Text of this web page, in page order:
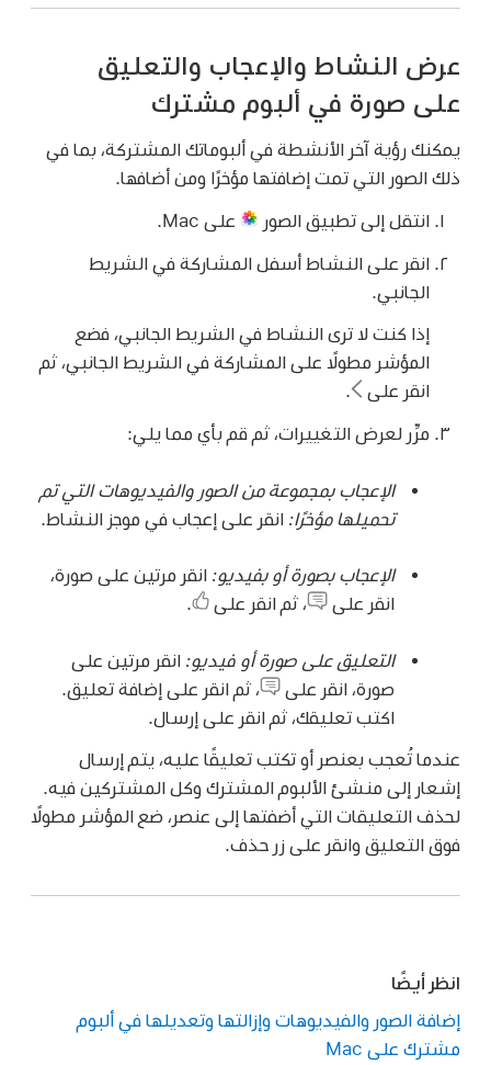
عرض النشاط والإعجاب والتعليق
على صورة في ألبوم مشترك
يمكنك رؤية آخر الأنشطة في ألبوماتك المشتركة، بما في
ذلك الصور التي تمت إضافتها مؤخرًا ومن أضافها.
انتقل إلى تطبيق الصور على Mac.
انقر على النشاط أسفل المشاركة في الشريط
الجانبي.
إذا كنت لا ترى النشاط في الشريط الجانبي، فضع
المؤشر مطولًا على المشاركة في الشريط الجانبي، ثم
انقر على
مرِّر لعرض التغييرات، ثم قم بأي مما يلي:
الإعجاب بمجموعة من الصور والفيديوهات التي تم
تحميلها مؤخرًا: انقر على إعجاب في موجز النشاط.
الإعجاب بصورة أو بفيديو: انقر مرتين على صورة،
انقر على
،ثم انقر على
التعليق على صورة أو فيديو: انقر مرتين على
صورة، انقر على
،ثم انقر على إضافة تعليق.
اكتب تعليقك، ثم انقر على إرسال.
عندما تُعجب بعنصر أو تكتب تعليقًا عليه، يتم إرسال
إشعار إلى منشئ الألبوم المشترك وكل المشتركين فيه.
لحذف التعليقات التي أضفتها إلى عنصر، ضع المؤشر مطولًا
فوق التعليق وانقر على زر حذف.
انظر أيضًا
إضافة الصور والفيديوهات وإزالتها وتعديلها في ألبوم
مشترك على Mac